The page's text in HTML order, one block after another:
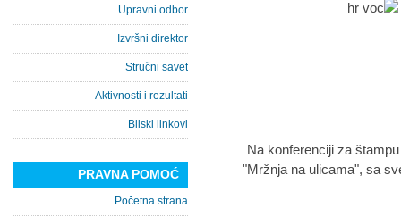
Na konferenciji za
"Mržnja na ulicama", sa
Upravni odbor
Izvršni direktor
Stručni savet
Aktivnosti i rezultati
Bliski linkovi
PRAVNA POMOĆ
Početna strana